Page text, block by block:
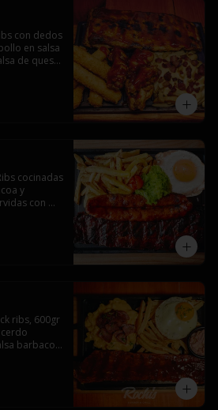
con dedos
en salsa
de queso
cocinadas
y
con
ribs, 600gr
barbacoa
papas